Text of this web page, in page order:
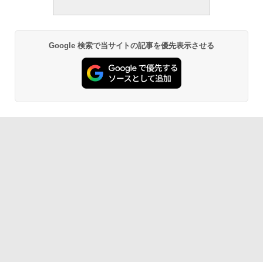
Google 検索で当サイトの記事を優先表示させる